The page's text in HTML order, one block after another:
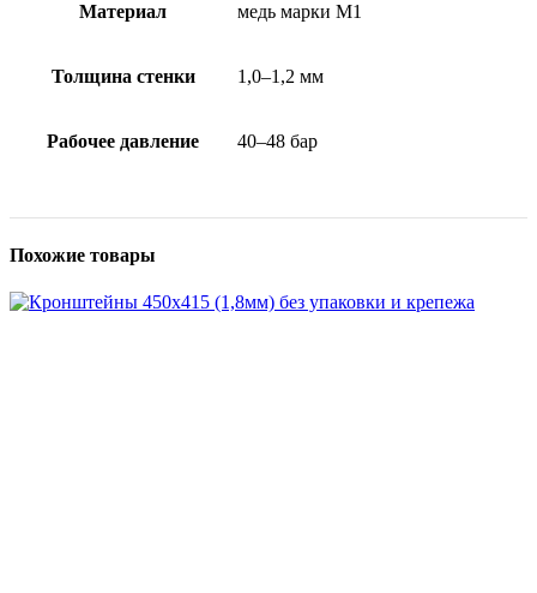
Материал медь марки М1
Толщина стенки 1,0–1,2 мм
Рабочее давление 40–48 бар
Похожие товары